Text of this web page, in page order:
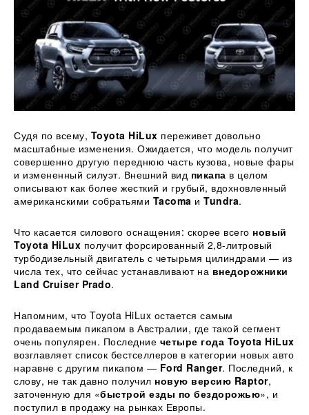
Судя по всему, Toyota HiLux переживет довольно
масштабные изменения. Ожидается, что модель получит
совершенно другую переднюю часть кузова, новые фары
и измененный силуэт. Внешний вид пикапа в целом
описывают как более жесткий и грубый, вдохновленный
американскими собратьями Tacoma и Tundra.
Что касается силового оснащения: скорее всего новый
Toyota HiLux получит форсированный 2,8-литровый
турбодизельный двигатель с четырьмя цилиндрами — из
числа тех, что сейчас устанавливают на внедорожники
Land Cruiser Prado.
Напомним, что Toyota HiLux остается самым
продаваемым пикапом в Австралии, где такой сегмент
очень популярен. Последние четыре года Toyota HiLux
возглавляет список бестселлеров в категории новых авто
наравне с другим пикапом — Ford Ranger. Последний, к
слову, не так давно получил новую версию Raptor,
заточенную для «быстрой езды по бездорожью», и
поступил в продажу на рынках Европы.